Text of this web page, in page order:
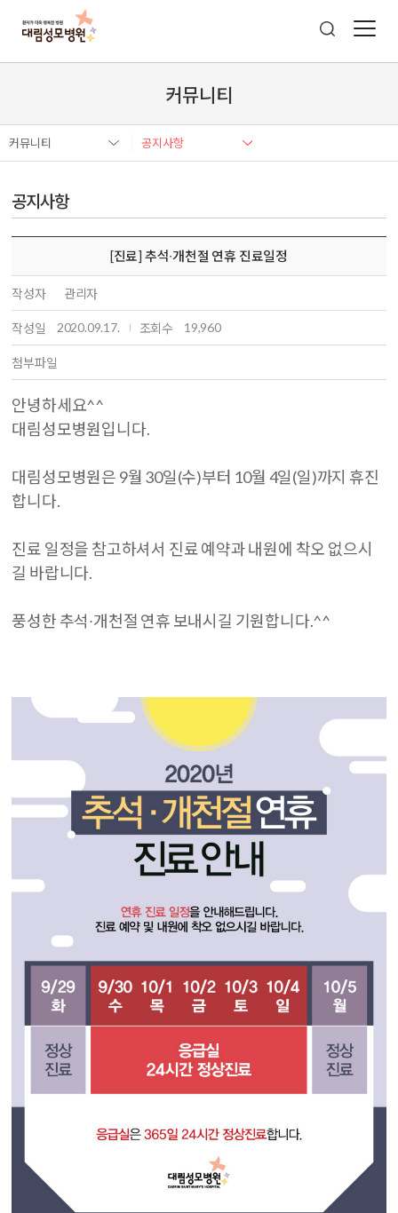
커뮤니티
커뮤니티 공지사항
공지사항
[진료] 추석∙개천절 연휴 진료일정
작성자 관리자
작성일 2020.09.17. 조회수 19,960
첨부파일
안녕하세요^^
대림성모병원입니다.
대림성모병원은 9월 30일(수)부터 10월 4일(일)까지 휴진
합니다.
진료 일정을 참고하셔서 진료 예약과 내원에 착오 없으시
길 바랍니다.
풍성한 추석∙개천절 연휴 보내시길 기원합니다.^^